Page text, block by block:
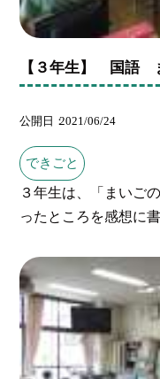
【３年生】 国語
公開日 2021/06/24
できごと
３年生は、「まいご
ったところを感想に